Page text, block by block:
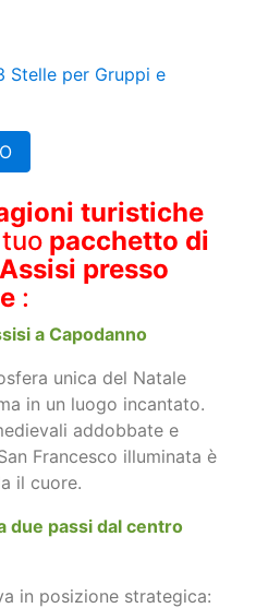
Stelle per Gruppi e
turistiche
pacchetto di
presso
:
a Capodanno
unica del Natale
in un luogo incantato.
addobbate e
Francesco illuminata è
il cuore.
due passi dal centro
in posizione strategica: